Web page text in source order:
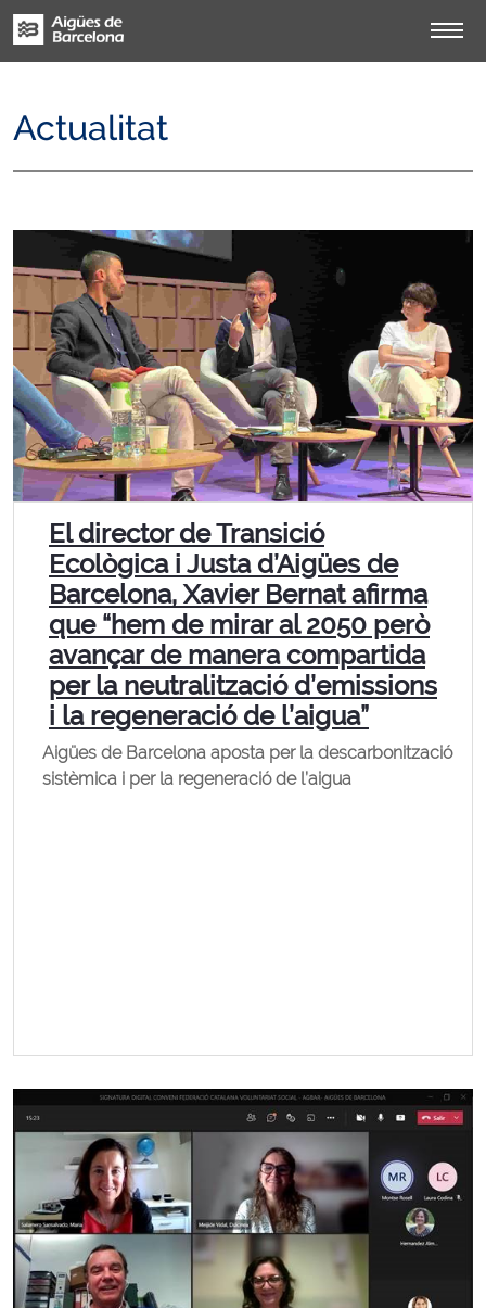
Actualitat
El director de Transició
Ecològica i Justa d’Aigües de
Barcelona, Xavier Bernat afirma
que “hem de mirar al 2050 però
avançar de manera compartida
per la neutralització d’emissions
i la regeneració de l’aigua”
Aigües de Barcelona aposta per la descarbonització
sistèmica i per la regeneració de l’aigua